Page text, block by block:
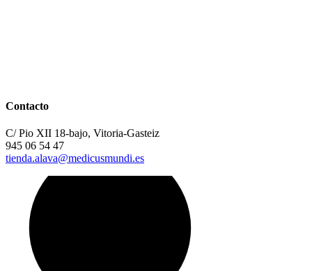
Contacto
C/ Pio XII 18-bajo, Vitoria-Gasteiz
945 06 54 47
tienda.alava@medicusmundi.es